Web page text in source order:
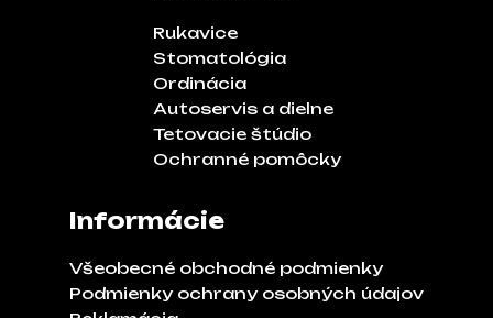
Rukavice
Stomatológia
Ordinácia
Autoservis a dielne
Tetovacie štúdio
Ochranné pomôcky
Informácie
Všeobecné obchodné podmienky
Podmienky ochrany osobných údajov